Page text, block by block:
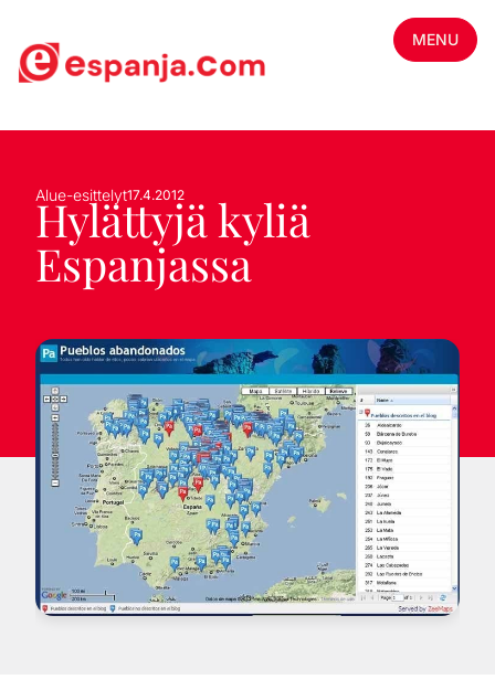
MENU
Alue-esittelyt17.4.2012
Hylättyjä kyliä
Espanjassa